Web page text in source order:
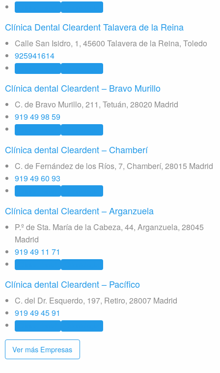
Clínica Dental Cleardent Talavera de la Reina
Calle San Isidro, 1, 45600 Talavera de la Reina, Toledo
925941614
Clínica dental Cleardent – Bravo Murillo
C. de Bravo Murillo, 211, Tetuán, 28020 Madrid
919 49 98 59
Clínica dental Cleardent – Chamberí
C. de Fernández de los Ríos, 7, Chamberí, 28015 Madrid
919 49 60 93
Clínica dental Cleardent – Arganzuela
P.º de Sta. María de la Cabeza, 44, Arganzuela, 28045
Madrid
919 49 11 71
Clínica dental Cleardent – Pacífico
C. del Dr. Esquerdo, 197, Retiro, 28007 Madrid
919 49 45 91
Ver más Empresas